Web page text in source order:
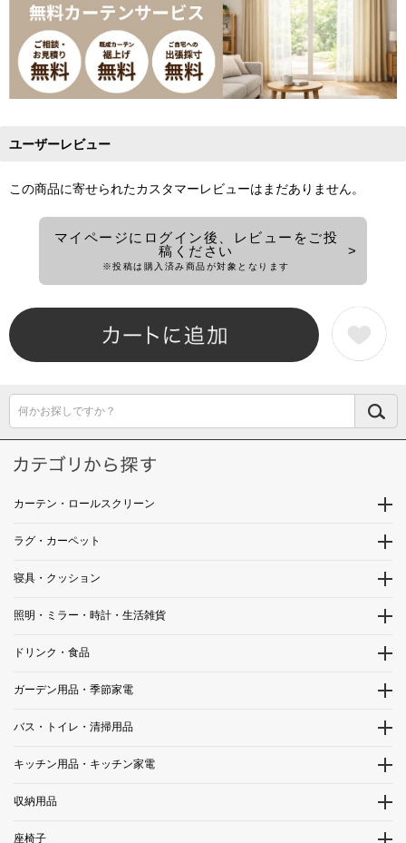
ユーザーレビュー
この商品に寄せられたカスタマーレビューはまだありません。
マイページにログイン後、レビューをご投
稿ください
※投稿は購入済み商品が対象となります
何かお探しですか？
カーテン・ロールスクリーン
ラグ・カーペット
寝具・クッション
照明・ミラー・時計・生活雑貨
ドリンク・食品
ガーデン用品・季節家電
バス・トイレ・清掃用品
キッチン用品・キッチン家電
収納用品
座椅子